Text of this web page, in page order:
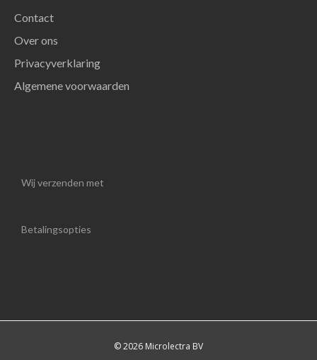
Contact
Over ons
Privacyverklaring
Algemene voorwaarden
Wij verzenden met
Betalingsopties
© 2026 Microlectra BV